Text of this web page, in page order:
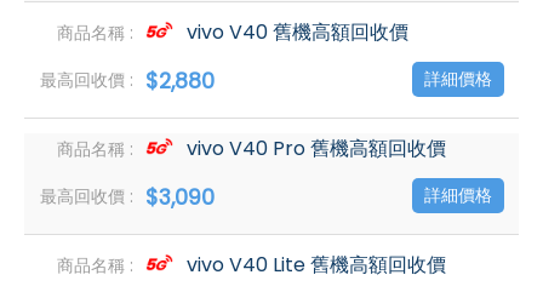
vivo V40 舊機高額回收價
$2,880 詳細價格
vivo V40 Pro 舊機高額回收價
$3,090 詳細價格
vivo V40 Lite 舊機高額回收價